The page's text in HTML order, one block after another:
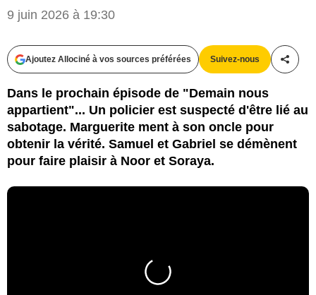
9 juin 2026 à 19:30
Ajoutez Allociné à vos sources préférées Suivez-nous
Dans le prochain épisode de "Demain nous
appartient"... Un policier est suspecté d'être lié au
sabotage. Marguerite ment à son oncle pour
obtenir la vérité. Samuel et Gabriel se démènent
pour faire plaisir à Noor et Soraya.